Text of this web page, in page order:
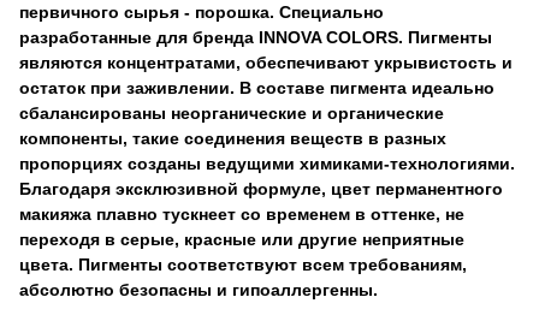
первичного сырья - порошка. Специально
разработанные для бренда INNOVA COLORS. Пигменты
являются концентратами, обеспечивают укрывистость и
остаток при заживлении. В составе пигмента идеально
сбалансированы неорганические и органические
компоненты, такие соединения веществ в разных
пропорциях созданы ведущими химиками-технологиями.
Благодаря эксклюзивной формуле, цвет перманентного
макияжа плавно тускнеет со временем в оттенке, не
переходя в серые, красные или другие неприятные
цвета. Пигменты соответствуют всем требованиям,
абсолютно безопасны и гипоаллергенны.